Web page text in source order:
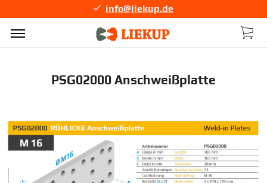
info@liekup.de
PSG02000 Anschweißplatte